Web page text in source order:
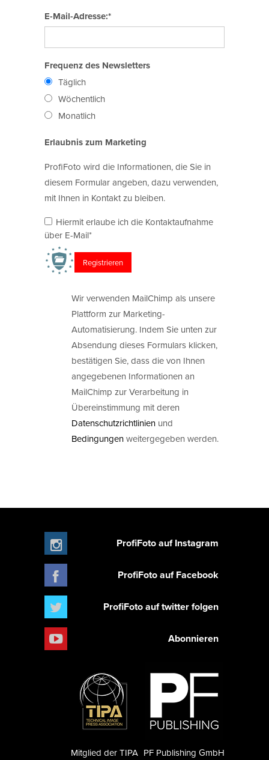
E-Mail-Adresse:*
Frequenz des Newsletters
Täglich
Wöchentlich
Monatlich
Erlaubnis zum Marketing
ProfiFoto wird die Informationen, die Sie in
diesem Formular angeben, dazu verwenden,
mit Ihnen in Kontakt zu bleiben.
Hiermit erlaube ich die Kontaktaufnahme
über E-Mail*
Wir verwenden MailChimp als unsere
Plattform zur Marketing-
Automatisierung. Indem Sie unten zur
Absendung dieses Formulars klicken,
bestätigen Sie, dass die von Ihnen
angegebenen Informationen an
MailChimp zur Verarbeitung in
Übereinstimmung mit deren
Datenschutzrichtlinien und
Bedingungenweitergegeben werden.
ProfiFoto auf Instagram
ProfiFoto auf Facebook
ProfiFoto auf twitter folgen
Abonnieren
PF Publishing GmbH
Mitglied der TIPA